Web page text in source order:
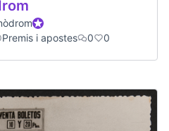
Participant oficial
Premis i apostes 0 0